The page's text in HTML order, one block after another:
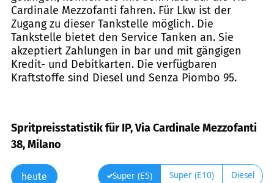
Cardinale Mezzofanti fahren. Für Lkw ist der
Zugang zu dieser Tankstelle möglich. Die
Tankstelle bietet den Service Tanken an. Sie
akzeptiert Zahlungen in bar und mit gängigen
Kredit- und Debitkarten. Die verfügbaren
Kraftstoffe sind Diesel und Senza Piombo 95.
Spritpreisstatistik für IP, Via Cardinale Mezzofanti
38, Milano
heute Super (E5) Super (E10) Diesel